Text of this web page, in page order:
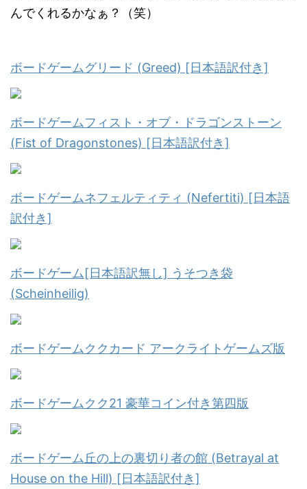
んでくれるかなぁ？（笑）
ボードゲームグリード (Greed) [日本語訳付き]
ボードゲームフィスト・オブ・ドラゴンストーン
(Fist of Dragonstones) [日本語訳付き]
ボードゲームネフェルティティ (Nefertiti) [日本語
訳付き]
ボードゲーム[日本語訳無し] うそつき袋
(Scheinheilig)
ボードゲームククカード アークライトゲームズ版
ボードゲームクク21 豪華コイン付き第四版
ボードゲーム丘の上の裏切り者の館 (Betrayal at
House on the Hill) [日本語訳付き]